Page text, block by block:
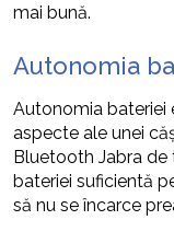
mai bună.
Autonomia
Autonomia bateriei
aspecte ale unei
Bluetooth Jabra
bateriei suficientă
să nu se încarce